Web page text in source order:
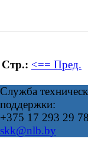
Стр.: <== Пред.
Служба
поддержки:
+375 17 293 29 78
skk@nlb.by